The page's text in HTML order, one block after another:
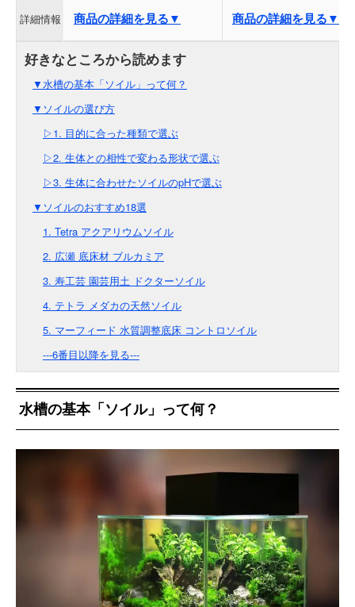
詳細情報 商品の詳細を見る▼ 商品の詳細を見る▼
▼水槽の基本「ソイル」って何？
▼ソイルの選び方
▷1. 目的に合った種類で選ぶ
▷2. 生体との相性で変わる形状で選ぶ
▷3. 生体に合わせたソイルのpHで選ぶ
▼ソイルのおすすめ18選
1. Tetra アクアリウムソイル
2. 広瀬 底床材 ブルカミア
3. 寿工芸 園芸用土 ドクターソイル
4. テトラ メダカの天然ソイル
5. マーフィード 水質調整底床 コントロソイル
---6番目以降を見る---
水槽の基本「ソイル」って何？